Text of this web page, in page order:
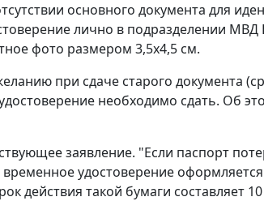
основного документа для
лично в подразделении МВД
фото размером 3,5x4,5 см.
при сдаче старого документа
необходимо сдать. Об
заявление. "Если паспорт
удостоверение
действия такой бумаги составляет